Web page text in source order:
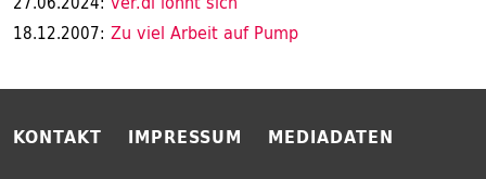
18.12.2007: Zu viel Arbeit auf Pump
KONTAKT IMPRESSUM
MEDIADATEN